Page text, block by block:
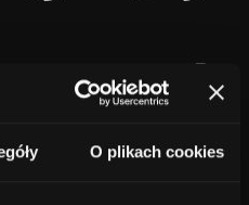
O plikach cookies
١
التحليل والاستراتيجية